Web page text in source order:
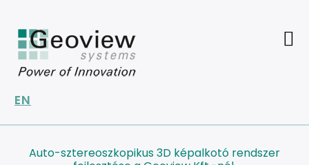
tartalomra
EN
Auto-sztereoszkopikus 3D képalkotó rendszer